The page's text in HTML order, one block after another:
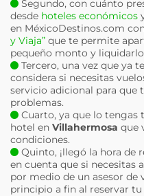
Segundo, con cuánto
desde hoteles económicos
en MéxicoDestinos.com
y Viaja” que te permite
pequeño monto y
Tercero, una vez que ya
considera si necesitas
servicio adicional para que
problemas.
Cuarto, ya que lo tengas
hotel en Villahermosa que
condiciones.
Quinto, ¡llegó la hora de
en cuenta que si necesitas
por medio de un asesor de
principio a fin al reservar